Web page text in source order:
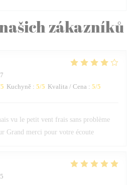
zákazníků
Kuchyně : 5/5 Kvalita / Cena : 5/5
vu le petit vent frais sans problème
Grand merci pour votre écoute